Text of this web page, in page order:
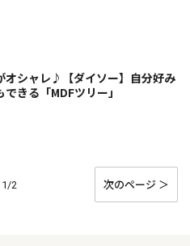
オシャレ♪【ダイソー】自分好み
きる「MDFツリー」
1/2 次のページ ＞